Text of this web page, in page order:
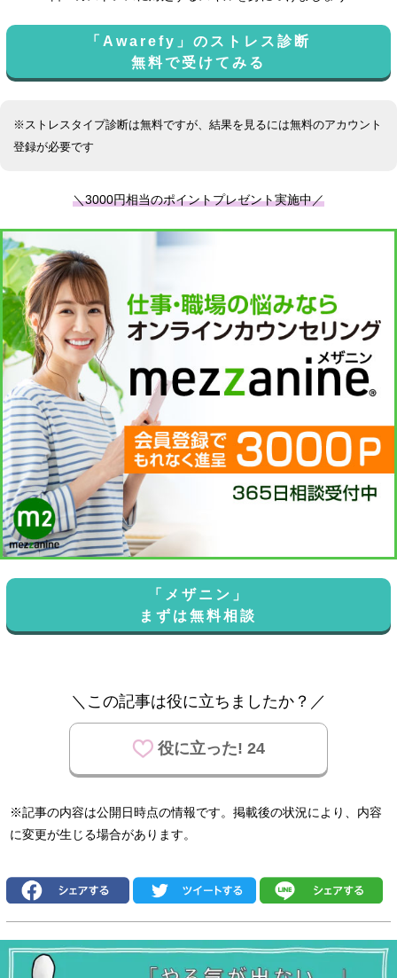
「Awarefy」のストレス診断
無料で受けてみる
※ストレスタイプ診断は無料ですが、結果を見るには無料のアカウント
登録が必要です
＼3000円相当のポイントプレゼント実施中／
「メザニン」
まずは無料相談
＼この記事は役に立ちましたか？／
役に立った! 24
※記事の内容は公開日時点の情報です。掲載後の状況により、内容
に変更が生じる場合があります。